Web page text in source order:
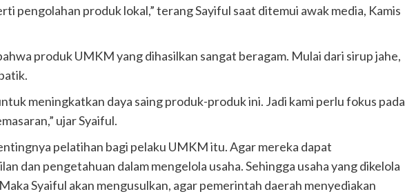
pengolahan produk lokal,” terang Sayiful saat ditemui awak media, Kamis
produk UMKM yang dihasilkan sangat beragam. Mulai dari sirup jahe,
meningkatkan daya saing produk-produk ini. Jadi kami perlu fokus pada
ujar Syaiful.
pelatihan bagi pelaku UMKM itu. Agar mereka dapat
dan pengetahuan dalam mengelola usaha. Sehingga usaha yang dikelola
Syaiful akan mengusulkan, agar pemerintah daerah menyediakan